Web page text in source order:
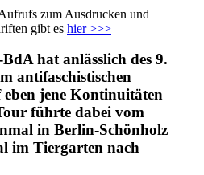
zum Ausdrucken und
gibt es hier >>>
hat anlässlich des 9.
antifaschistischen
jene Kontinuitäten
führte dabei vom
in Berlin-Schönholz
im Tiergarten nach